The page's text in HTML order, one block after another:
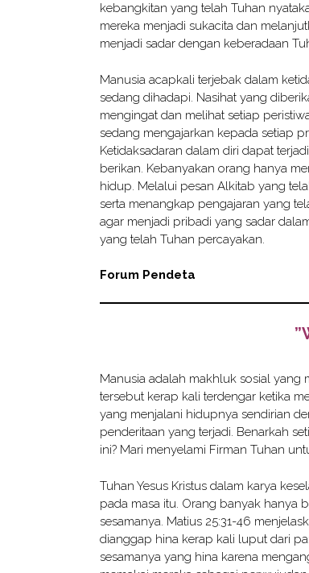
kebangkitan yang telah Tuhan
mereka menjadi sukacita dan
menjadi sadar dengan keberadaan
Manusia acapkali terjebak dalam
sedang dihadapi. Nasihat yang
mengingat dan melihat setiap
sedang mengajarkan kepada setiap
Ketidaksadaran dalam diri dapat
berikan. Kebanyakan orang hanya
hidup. Melalui pesan Alkitab yang
serta menangkap pengajaran yang
agar menjadi pribadi yang sadar
yang telah Tuhan percayakan.
Forum Pendeta
Manusia adalah makhluk sosial yang
tersebut kerap kali terdengar ketika
yang menjalani hidupnya sendirian
penderitaan yang terjadi. Benarkah
ini? Mari menyelami Firman Tuhan
Tuhan Yesus Kristus dalam karya
pada masa itu. Orang banyak hanya
sesamanya. Matius 25:31-46
dianggap hina kerap kali luput dari
sesamanya yang hina karena